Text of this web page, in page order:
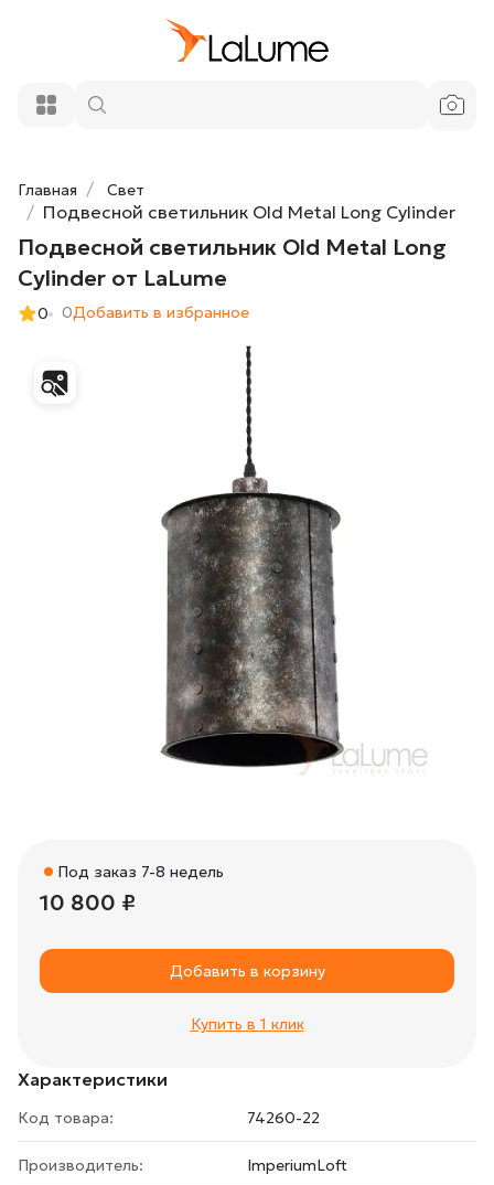
Главная Свет
Подвесной светильник Old Metal Long Cylinder
Подвесной светильник Old Metal Long
Cylinder от LaLume
0 0Добавить в избранное
Характеристики
Код товара: 74260-22
Производитель: ImperiumLoft
Под заказ 7-8 недель
10 800 ₽
Добавить в корзину
Купить в 1 клик
Cylinder от LaLume